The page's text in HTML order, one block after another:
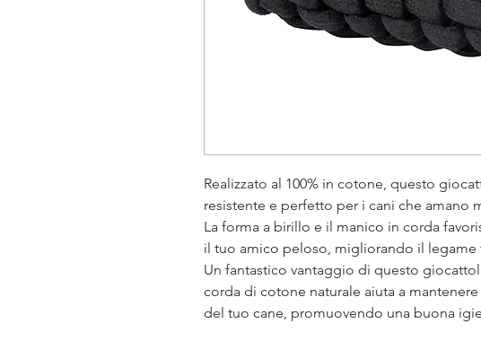
Realizzato al 100% in cotone, questo
resistente e perfetto per i cani che amano
La forma a birillo e il manico in corda
il tuo amico peloso, migliorando il legame
Un fantastico vantaggio di questo
corda di cotone naturale aiuta a
del tuo cane, promuovendo una buona